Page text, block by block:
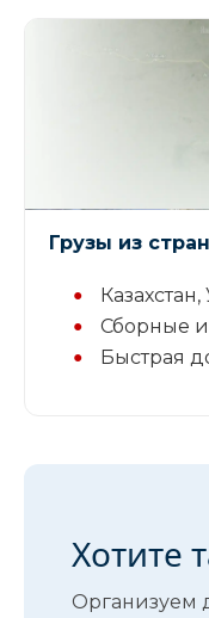
Грузы из
Сборные
Быстрая
Хотите
Организуем